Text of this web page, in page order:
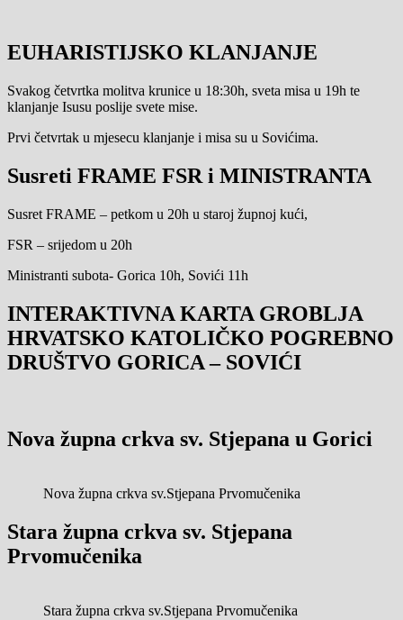
EUHARISTIJSKO KLANJANJE
Svakog četvrtka molitva krunice u 18:30h, sveta misa u 19h te
klanjanje Isusu poslije svete mise.
Prvi četvrtak u mjesecu klanjanje i misa su u Sovićima.
Susreti FRAME FSR i MINISTRANTA
Susret FRAME – petkom u 20h u staroj župnoj kući,
FSR – srijedom u 20h
Ministranti subota- Gorica 10h, Sovići 11h
INTERAKTIVNA KARTA GROBLJA
HRVATSKO KATOLIČKO POGREBNO
DRUŠTVO GORICA – SOVIĆI
Nova župna crkva sv. Stjepana u Gorici
Nova župna crkva sv.Stjepana Prvomučenika
Stara župna crkva sv. Stjepana
Prvomučenika
Stara župna crkva sv.Stjepana Prvomučenika